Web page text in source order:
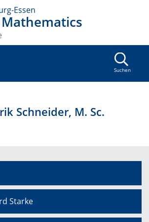
Essen
Suchen
Schneider, M. Sc.
Starke